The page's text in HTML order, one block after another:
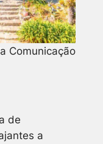
Comunicação
de
a